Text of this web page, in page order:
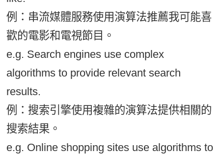
例：串流媒體服務使用演算法推薦我可能喜
歡的電影和電視節目。
e.g. Search engines use complex
algorithms to provide relevant search
results.
例：搜索引擎使用複雜的演算法提供相關的
搜索結果。
e.g. Online shopping sites use algorithms to